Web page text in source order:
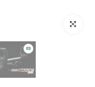
Klikk for å